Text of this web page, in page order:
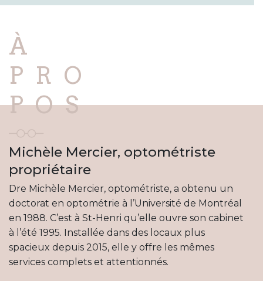
À
PRO
POS
Michèle Mercier, optométriste
propriétaire
Dre Michèle Mercier, optométriste, a obtenu un
doctorat en optométrie à l’Université de Montréal
en 1988. C’est à St-Henri qu’elle ouvre son cabinet
à l’été 1995. Installée dans des locaux plus
spacieux depuis 2015, elle y offre les mêmes
services complets et attentionnés.